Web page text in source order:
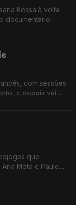
Bessa à volta
documentário
com sessões
e depois vai
que
Mota e Paulo